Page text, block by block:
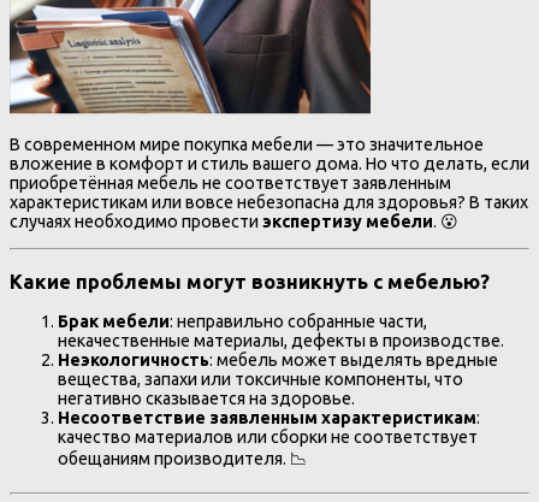
В современном мире покупка мебели — это значительное
вложение в комфорт и стиль вашего дома. Но что делать, если
приобретённая мебель не соответствует заявленным
характеристикам или вовсе небезопасна для здоровья? В таких
случаях необходимо провести экспертизу мебели. 😮
Какие проблемы могут возникнуть с мебелью?
Брак мебели: неправильно собранные части,
некачественные материалы, дефекты в производстве.
Неэкологичность: мебель может выделять вредные
вещества, запахи или токсичные компоненты, что
негативно сказывается на здоровье.
Несоответствие заявленным характеристикам:
качество материалов или сборки не соответствует
обещаниям производителя. 📉